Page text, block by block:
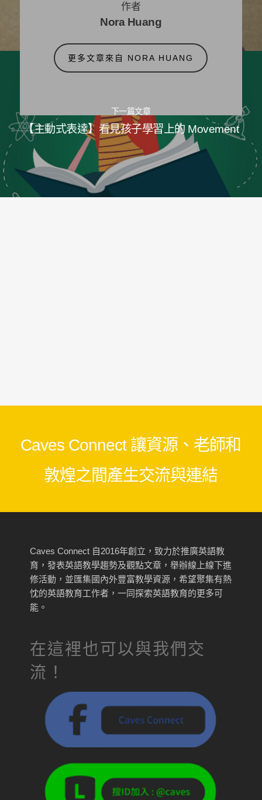
下一篇文章
【主動式表達】看見孩子學習上的 Movement
作者
Nora Huang
更多文章來自 NORA HUANG
Caves Connect 讓資源、老師和
敦煌之間產生交流與連結
Caves Connect 自2016年創立，致力於推廣英語教
育，發表英語教學趨勢及觀點文章，舉辦線上線下進
修活動，並匯集國內外豐富教學資源，希望聚集有熱
忱的英語教育工作者，一同探索英語教育的更多可
能。
在這裡也可以與我們交
流！